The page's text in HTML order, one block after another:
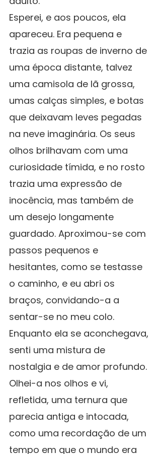
Esperei, e aos poucos, ela
apareceu. Era pequena e
trazia as roupas de inverno de
uma época distante, talvez
uma camisola de lã grossa,
umas calças simples, e botas
que deixavam leves pegadas
na neve imaginária. Os seus
olhos brilhavam com uma
curiosidade tímida, e no rosto
trazia uma expressão de
inocência, mas também de
um desejo longamente
guardado. Aproximou-se com
passos pequenos e
hesitantes, como se testasse
o caminho, e eu abri os
braços, convidando-a a
sentar-se no meu colo.
Enquanto ela se aconchegava,
senti uma mistura de
nostalgia e de amor profundo.
Olhei-a nos olhos e vi,
refletida, uma ternura que
parecia antiga e intocada,
como uma recordação de um
tempo em que o mundo era